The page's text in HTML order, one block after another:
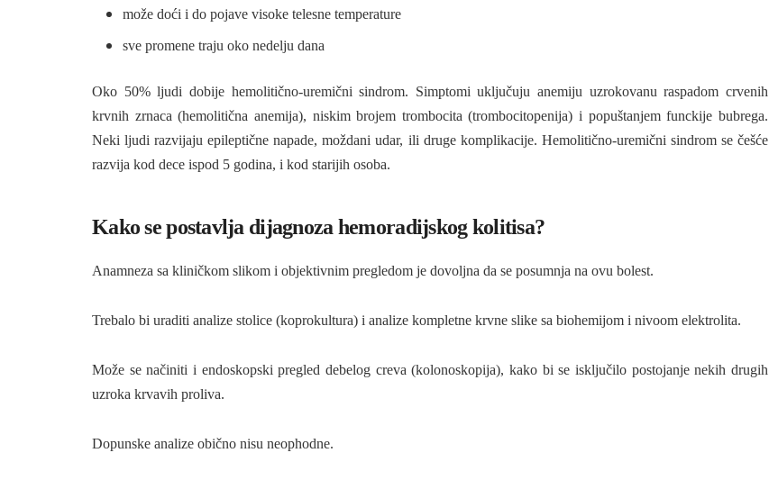
može doći i do pojave visoke telesne temperature
sve promene traju oko nedelju dana
Oko 50% ljudi dobije hemolitično-uremični sindrom. Simptomi uključuju anemiju uzrokovanu raspadom crvenih
krvnih zrnaca (hemolitična anemija), niskim brojem trombocita (trombocitopenija) i popuštanjem funckije bubrega.
Neki ljudi razvijaju epileptične napade, moždani udar, ili druge komplikacije. Hemolitično-uremični sindrom se češće
razvija kod dece ispod 5 godina, i kod starijih osoba.
Kako se postavlja dijagnoza hemoradijskog kolitisa?
Anamneza sa kliničkom slikom i objektivnim pregledom je dovoljna da se posumnja na ovu bolest.
Trebalo bi uraditi analize stolice (koprokultura) i analize kompletne krvne slike sa biohemijom i nivoom elektrolita.
Može se načiniti i endoskopski pregled debelog creva (kolonoskopija), kako bi se isključilo postojanje nekih drugih
uzroka krvavih proliva.
Dopunske analize obično nisu neophodne.